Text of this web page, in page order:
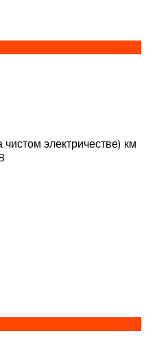
электричестве) км